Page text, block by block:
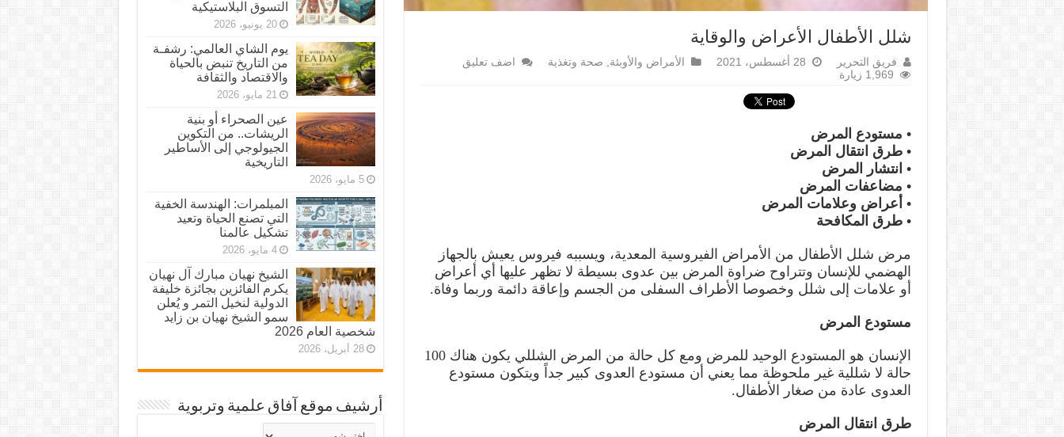
شلل الأطفال الأعراض والوقاية
فريق التحرير 28 أغسطس، 2021 الأمراض والأوبئة صحة وتغذية
اضف تعليق
1,969 زيارة
• مستودع المرض
• طرق انتقال المرض
• انتشار المرض
• مضاعفات المرض
• أعراض وعلامات المرض
• طرق المكافحة
مرض شلل الأطفال من الأمراض الفيروسية المعدية، ويسببه فيروس يعيش بالجهاز
الهضمي للإنسان وتتراوح ضراوة المرض بين عدوى بسيطة لا تظهر عليها أي أعراض
أو علامات إلى شلل وخصوصا الأطراف السفلى من الجسم وإعاقة دائمة وربما وفاة.
مستودع المرض
الإنسان هو المستودع الوحيد للمرض ومع كل حالة من المرض الشللي يكون هناك 100
حالة لا شللية غير ملحوظة مما يعني أن مستودع العدوى كبير جداً ويتكون مستودع
العدوى عادة من صغار الأطفال.
طرق انتقال المرض
التسوق البلاستيكية
20 يونيو، 2026
يوم الشاي العالمي: رشفـة
من التاريخ تنبض بالحياة
والاقتصاد والثقافة
21 مايو، 2026
عين الصحراء أو بنية
الريشات.. من التكوين
الجيولوجي إلى الأساطير
التاريخية
5 مايو، 2026
المبلمرات: الهندسة الخفية
التي تصنع الحياة وتعيد
تشكيل عالمنا
4 مايو، 2026
الشيخ نهيان مبارك آل نهيان
يكرم الفائزين بجائزة خليفة
الدولية لنخيل التمر و يُعلن
سمو الشيخ نهيان بن زايد
شخصية العام 2026
28 أبريل، 2026
أرشيف موقع آفاق علمية وتربوية
أرشيف